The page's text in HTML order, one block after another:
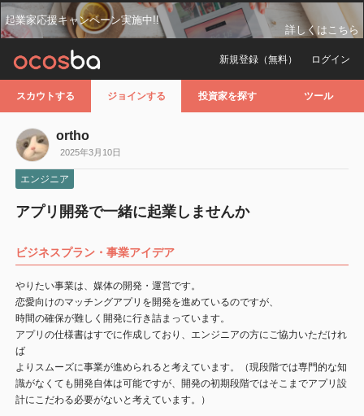
起業家応援キャンペーン実施中!!
詳しくはこちら
ログイン
新規登録（無料）
スカウトする ジョインする 投資家を探す ツール
ortho
2025年3月10日
エンジニア
アプリ開発で一緒に起業しませんか
ビジネスプラン・事業アイデア
やりたい事業は、媒体の開発・運営です。
恋愛向けのマッチングアプリを開発を進めているのですが、
時間の確保が難しく開発に行き詰まっています。
アプリの仕様書はすでに作成しており、エンジニアの方にご協力いただけれ
ば
よりスムーズに事業が進められると考えています。（現段階では専門的な知
識がなくても開発自体は可能ですが、開発の初期段階ではそこまでアプリ設
計にこだわる必要がないと考えています。）